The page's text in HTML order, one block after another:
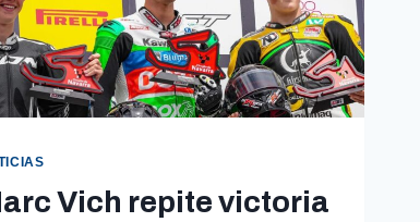
RÉCORDS
CON
MÁS
DE
8.000
Vich repite victoria